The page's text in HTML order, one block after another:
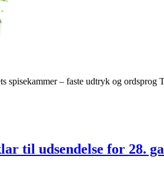
– faste udtryk og
til udsendelse for 28.